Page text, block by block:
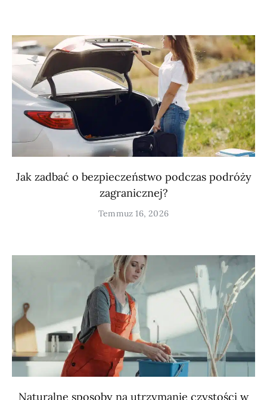
Jak zadbać o bezpieczeństwo podczas podróży
zagranicznej?
Temmuz 16, 2026
Naturalne sposoby na utrzymanie czystości w